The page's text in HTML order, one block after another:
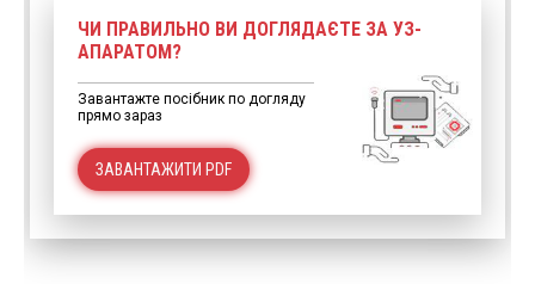
ЧИ ПРАВИЛЬНО ВИ ДОГЛЯДАЄТЕ ЗА УЗ-
АПАРАТОМ?
Завантажте посібник по догляду
прямо зараз
ЗАВАНТАЖИТИ PDF